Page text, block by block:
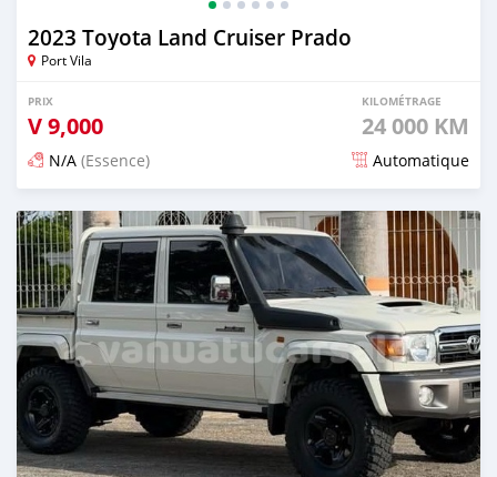
2023 Toyota Land Cruiser Prado
Port Vila
PRIX
V9,000
KILOMÉTRAGE
24 000 KM
N/A (Essence) Automatique
Publié il y a 14 jours